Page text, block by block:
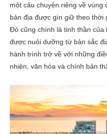
một câu chuyện riêng về
bản địa được gìn giữ theo thời
Đó cũng chính là tinh thần
được nuôi dưỡng từ bản sắc
hành trình trở về với những
nhiên, văn hóa và chính bản